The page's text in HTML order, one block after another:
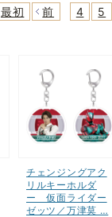
最初 前 4 5
チェンジングアク
リルキーホルダ
ー 仮面ライダー
ゼッツ／万津莫 …